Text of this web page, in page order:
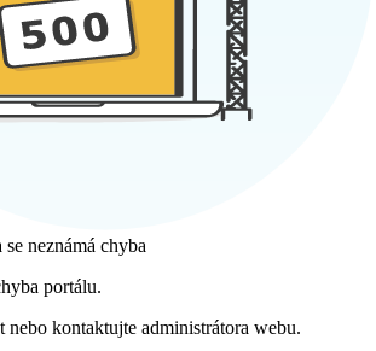
neznámá chyba
portálu.
nebo kontaktujte administrátora webu.